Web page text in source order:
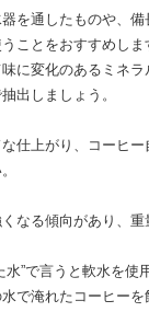
を通したものや、
ことをおすすめしま
に変化のあるミネ
出しましょう。
仕上がり、コーヒー
なる傾向があり、重
水”で言うと軟水を使
で淹れたコーヒー